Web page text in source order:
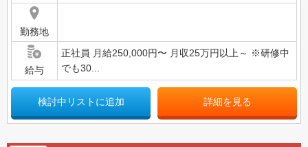
勤務地
給与
正社員 月給250,000円〜 月収25万円以上～ ※研修中
でも30...
検討中リストに追加 詳細を見る